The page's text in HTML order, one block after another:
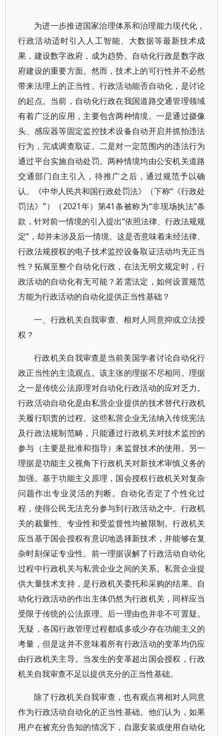
为进一步推进国家治理体系和治理能力现代化，
行政活动适时引入人工智能、大数据等最新技术成
果，建设数字政府，成为趋势。自动化行政是数字政
府建设的重要方面。然而，技术上的可行性并不必然
带来法理上的正当性。行政活动能否自动化，是讨论
的起点。当前，自动化行政在我国道路交通管理领域
有着广泛的应用，主要包含两种情境。一是通过摄像
头、感应器等固定监控技术设备自动开启并抓拍违法
行为，完成调查取证。二是对一定范围内的违法行为
通过平台实施自动处罚。两种情境均由公安机关道路
交通部门自主引入，待推广之后，通过规范予以确
认。《中华人民共和国行政处罚法》（下称“《行政处
罚法》”）（2021年）第41条被称为“非现场执法”条
款，针对前一情境的引入提出“依照法律、行政法规规
定”，却并未涉及后一情境。这是否意味着未经法律、
行政法规授权的电子技术监控设备取证活动均无正当
性？拓展至整个自动化行政，在法无明文规定时，行
政活动的自动化有无可能？若需法定，如何设置规范
方能为行政活动的自动化提供正当性基础？
一、行政机关自我审查、相对人同意抑或立法授
权？
行政机关自我审查是当前美国学者讨论自动化行
政正当性的主流观点。该主张的理据不尽相同。理据
之一是传统公法原理对自动化行政活动的应对乏力。
行政活动自动化是由私营企业提供的技术替代行政机
关履行职责的过程。这些私营企业无法纳入传统宪法
及行政法规制范畴，只能通过行政机关对技术监控的
参与（主要是批准和指导）来监督技术的使用。另一
理据是功能主义视角下行政机关对新技术审慎义务的
加强。基于功能主义原理，国会授权行政机关对复杂
问题作出专业灵活的判断。自动化否定了个性化过
程，使得公民无法充分参与到行政活动之中。行政机
关的裁量性、专业性和受监督性均被限制。行政机关
应当基于国会授权有意识地选择新技术，并能够在复
杂时刻保证专业性。前一理据误解了行政活动自动化
过程中行政机关与私营企业之间的关系。私营企业提
供大量技术支持，是行政机关委托和采购的结果。自
动化行政活动的作出主体仍然为行政机关，同样应当
受限于传统的公法原理。后一理由也并非不可置疑。
无疑，各国行政管理过程都或多或少存在功能主义的
考量，但是这并不意味着所有行政活动的变革均仍应
由行政机关主导。当发生的变革超出国会授权，行政
机关自我审查不足以提供充分的正当性基础。
除了行政机关自我审查，也有观点将相对人同意
作为行政活动自动化的正当性基础。他们认为，如果
用户在被充分告知的情况下，自愿安装或使用自动化